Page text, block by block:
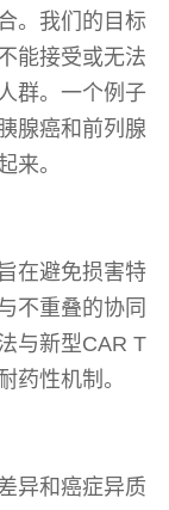
。我们的目标
能接受或无法
群。一个例子
腺癌和前列腺
来。
在避免损害特
不重叠的协同
与新型CAR T
药性机制。
异和癌症异质